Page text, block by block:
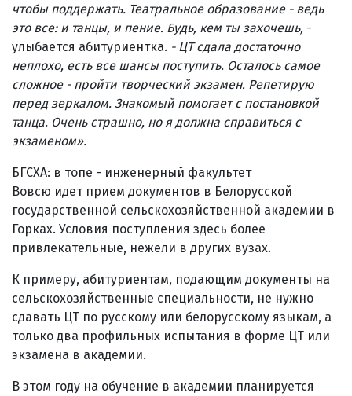
чтобы поддержать. Театральное образование - ведь
это все: и танцы, и пение. Будь, кем ты захочешь, -
улыбается абитуриентка. - ЦТ сдала достаточно
неплохо, есть все шансы поступить. Осталось самое
сложное - пройти творческий экзамен. Репетирую
перед зеркалом. Знакомый помогает с постановкой
танца. Очень страшно, но я должна справиться с
экзаменом».
БГСХА: в топе - инженерный факультет
Вовсю идет прием документов в Белорусской
государственной сельскохозяйственной академии в
Горках. Условия поступления здесь более
привлекательные, нежели в других вузах.
К примеру, абитуриентам, подающим документы на
сельскохозяйственные специальности, не нужно
сдавать ЦТ по русскому или белорусскому языкам, а
только два профильных испытания в форме ЦТ или
экзамена в академии.
В этом году на обучение в академии планируется